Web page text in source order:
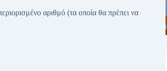
αριθμό (τα οποία θα πρέπει να